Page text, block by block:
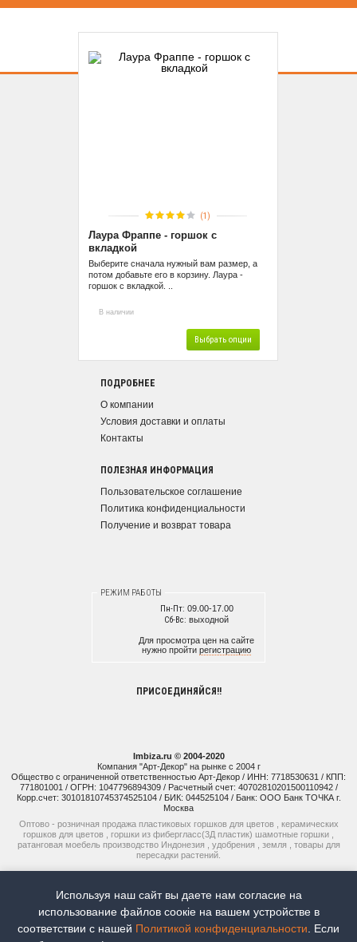
(1)
Лаура Фраппе - горшок с
вкладкой
Выберите сначала нужный вам размер, а
потом добавьте его в корзину. Лаура -
горшок с вкладкой. ..
В наличии
Выбрать опции
ПОДРОБНЕЕ
О компании
Условия доставки и оплаты
Контакты
ПОЛЕЗНАЯ ИНФОРМАЦИЯ
Пользовательское соглашение
Политика конфиденциальности
Получение и возврат товара
РЕЖИМ РАБОТЫ
Пн-Пт: 09.00-17.00
Сб-Вс: выходной
Для просмотра цен на сайте
нужно пройти регистрацию
ПРИСОЕДИНЯЙСЯ!!
Imbiza.ru © 2004-2020
Компания "Арт-Декор" на рынке с 2004 г
Общество с ограниченной ответственностью Арт-Декор / ИНН: 7718530631 / КПП:
771801001 / ОГРН: 1047796894309 / Расчетный счет: 40702810201500110942 /
Корр.счет: 30101810745374525104 / БИК: 044525104 / Банк: ООО Банк ТОЧКА г.
Москва
Оптово - розничная продажа пластиковых горшков для цветов , керамических
горшков для цветов , горшки из фибергласс(3Д пластик) шамотные горшки ,
ратанговая моебель производство Индонезия , удобрения , земля , товары для
пересадки растений.
+7 (925) 514-77-74
+7 (926) 941-15-51
Наш рейтинг:5
Используя наш сайт вы даете нам согласие на
использование файлов соoкіе на вашем устройстве в
соответствии с нашей Политикой конфиденциальности . Если